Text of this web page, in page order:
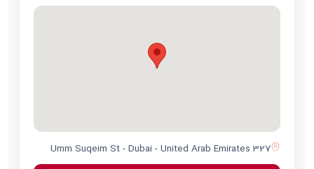
327 Umm Suqeim St - Dubai - United Arab Emirates